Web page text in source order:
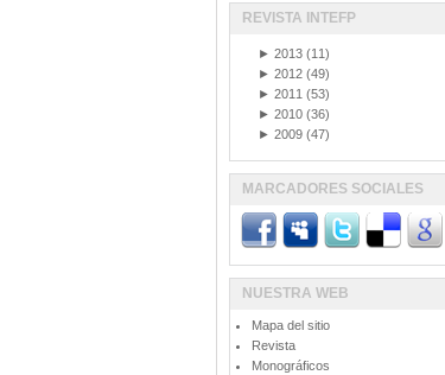
REVISTA INTEFP
► 2013 (11)
► 2012 (49)
► 2011 (53)
► 2010 (36)
► 2009 (47)
MARCADORES SOCIALES
NUESTRA WEB
Mapa del sitio
Revista
Monográficos